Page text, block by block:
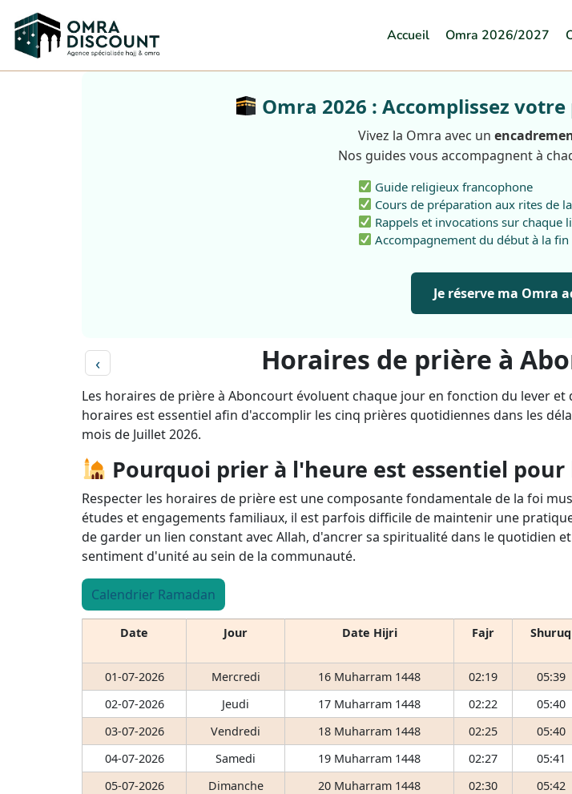
Accueil Omra 2026/2027
Omra 2026 : Accomplissez
Vivez la Omra avec un
Nos guides vous accompagnent à
Guide religieux francophone
Cours de préparation aux rites de
Rappels et invocations sur chaque
Accompagnement du début à la fin
Je réserve ma Omra
‹ Horaires de prière à
Les horaires de prière à Aboncourt évoluent chaque jour en fonction du lever
horaires est essentiel afin d'accomplir les cinq prières quotidiennes dans les
mois de Juillet 2026.
Pourquoi prier à l'heure est essentiel pour
Respecter les horaires de prière est une composante fondamentale de la foi
études et engagements familiaux, il est parfois difficile de maintenir une
de garder un lien constant avec Allah, d'ancrer sa spiritualité dans le quotidien
sentiment d'unité au sein de la communauté.
Calendrier Ramadan
Date Jour Date Hijri Fajr Shuruq
01-07-2026
Mercredi 16 Muharram 1448 02:19 05:39
02-07-2026
Jeudi 17 Muharram 1448 02:22 05:40
03-07-2026
Vendredi 18 Muharram 1448 02:25 05:40
04-07-2026
Samedi 19 Muharram 1448 02:27 05:41
05-07-2026
Dimanche 20 Muharram 1448 02:30 05:42